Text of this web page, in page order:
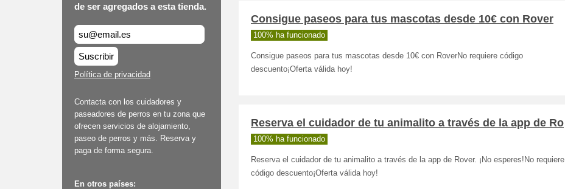
de ser agregados a esta tienda.
Suscribir
Política de privacidad
Contacta con los cuidadores y
paseadores de perros en tu zona que
ofrecen servicios de alojamiento,
paseo de perros y más. Reserva y
paga de forma segura.
En otros países:
Consigue paseos para tus mascotas desde 10€ con Rover
100% ha funcionado
Consigue paseos para tus mascotas desde 10€ con RoverNo requiere código
descuento¡Oferta válida hoy!
Reserva el cuidador de tu animalito a través de la app de Ro
100% ha funcionado
Reserva el cuidador de tu animalito a través de la app de Rover. ¡No esperes!No requiere
código descuento¡Oferta válida hoy!